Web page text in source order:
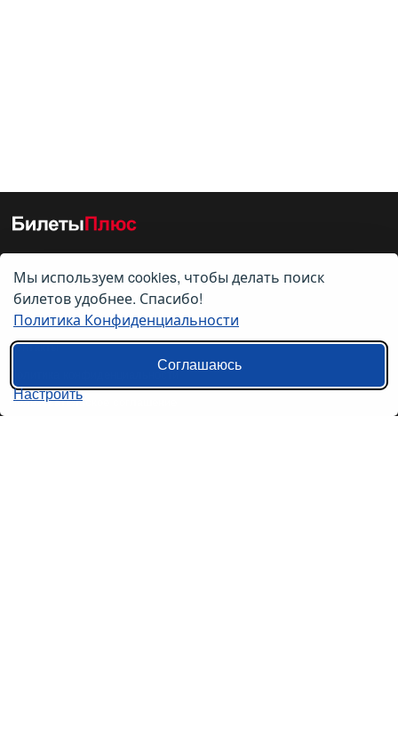
О нас
О компании
Контакты
Пользовательское соглашение
Мы используем cookies, чтобы делать поиск
билетов удобнее. Спасибо!
Политика Конфиденциальности
Соглашаюсь
Настроить